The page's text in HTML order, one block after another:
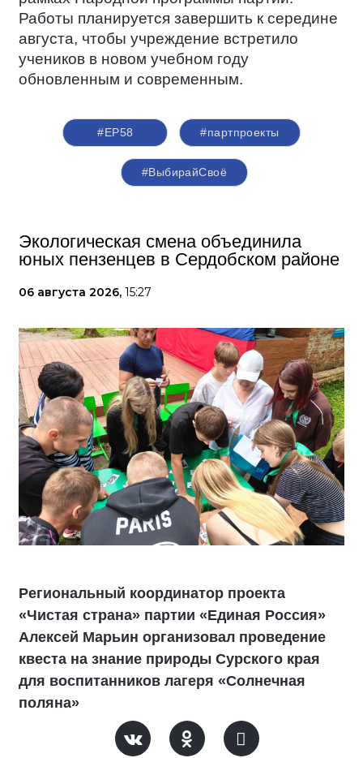
Работы планируется завершить к середине
августа, чтобы учреждение встретило
учеников в новом учебном году
обновленным и современным.
#ЕР58 #партпроекты
#ВыбирайСвоё
Экологическая смена объединила
юных пензенцев в Сердобском районе
06 августа 2026, 15:27
Региональный координатор проекта
«Чистая страна» партии «Единая Россия»
Алексей Марьин организовал проведение
квеста на знание природы Сурского края
для воспитанников лагеря «Солнечная
поляна»